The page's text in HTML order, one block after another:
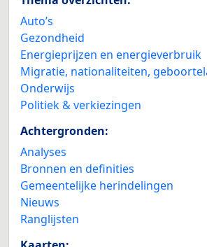
Auto’s
Gezondheid
Energieprijzen en energieverbruik
Migratie, nationaliteiten,
Onderwijs
Politiek & verkiezingen
Achtergronden:
Analyses
Bronnen en definities
Gemeentelijke herindelingen
Nieuws
Ranglijsten